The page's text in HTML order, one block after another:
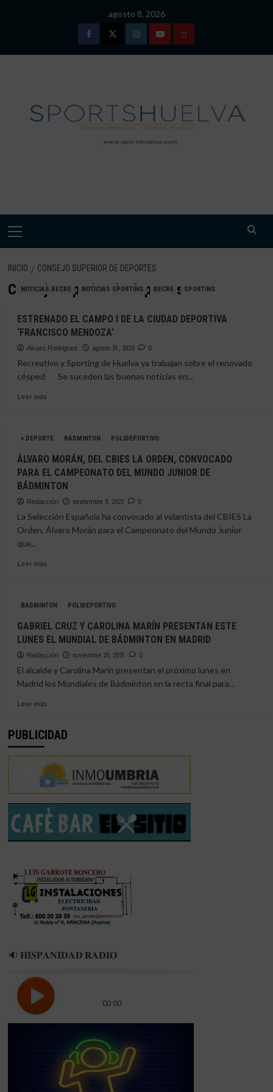
agosto 8, 2026
FacebookTwitterInstagramYoutubeTÉRMINOS
DE
USO
Menú
INICIO CONSEJO SUPERIOR DE DEPORTES
Consejo superior de deportes
NOTICIAS RECRE NOTICIAS SPORTING RECRE SPORTING
ESTRENADO EL CAMPO I DE LA CIUDAD DEPORTIVA
‘FRANCISCO MENDOZA’
Alvaro Rodriguez agosto 31, 2023 0
Recreativo y Sporting de Huelva ya trabajan sobre el renovado
césped Se suceden las buenas noticias en...
Leer másLeer
EL
CAMPO
I
DE
LA
CIUDAD
‘FRANCISCO
MENDOZA’
+ DEPORTE BADMINTON POLIDEPORTIVO
ÁLVARO MORÁN, DEL CBIES LA ORDEN, CONVOCADO
PARA EL CAMPEONATO DEL MUNDO JUNIOR DE
BÁDMINTON
Redacción septiembre 9, 2022 0
La Selección Española ha convocado al volantista del CBIES La
Orden, Álvaro Morán para el Campeonato del Mundo Junior
que...
Leer másLeer
MORÁN,
CBIES
LA
ORDEN,
CONVOCADO
PARA
EL
CAMPEONATO
JUNIOR
BÁDMINTON
BADMINTON POLIDEPORTIVO
GABRIEL CRUZ Y CAROLINA MARÍN PRESENTAN ESTE
LUNES EL MUNDIAL DE BÁDMINTON EN MADRID
Redacción noviembre 20, 2021 0
El alcalde y Carolina Marín presentan el próximo lunes en
Madrid los Mundiales de Bádminton en la recta final para...
Leer másLeer
GABRIEL
Y
CAROLINA
MARÍN
PRESENTAN
ESTE
LUNES
EL
MUNDIAL
EN
MADRID
PUBLICIDAD
🔉 𝐇𝐈𝐒𝐏𝐀𝐍𝐈𝐃𝐀𝐃 𝐑𝐀𝐃𝐈𝐎